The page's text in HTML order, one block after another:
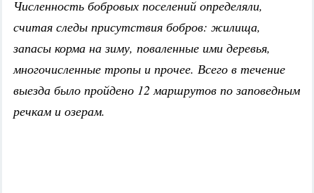
Численность бобровых поселений определяли,
считая следы присутствия бобров: жилища,
запасы корма на зиму, поваленные ими деревья,
многочисленные тропы и прочее. Всего в течение
выезда было пройдено 12 маршрутов по заповедным
речкам и озерам.